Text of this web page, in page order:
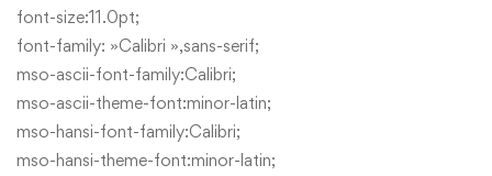
font-size:11.0pt;
font-family: »Calibri »,sans-serif;
mso-ascii-font-family:Calibri;
mso-ascii-theme-font:minor-latin;
mso-hansi-font-family:Calibri;
mso-hansi-theme-font:minor-latin;